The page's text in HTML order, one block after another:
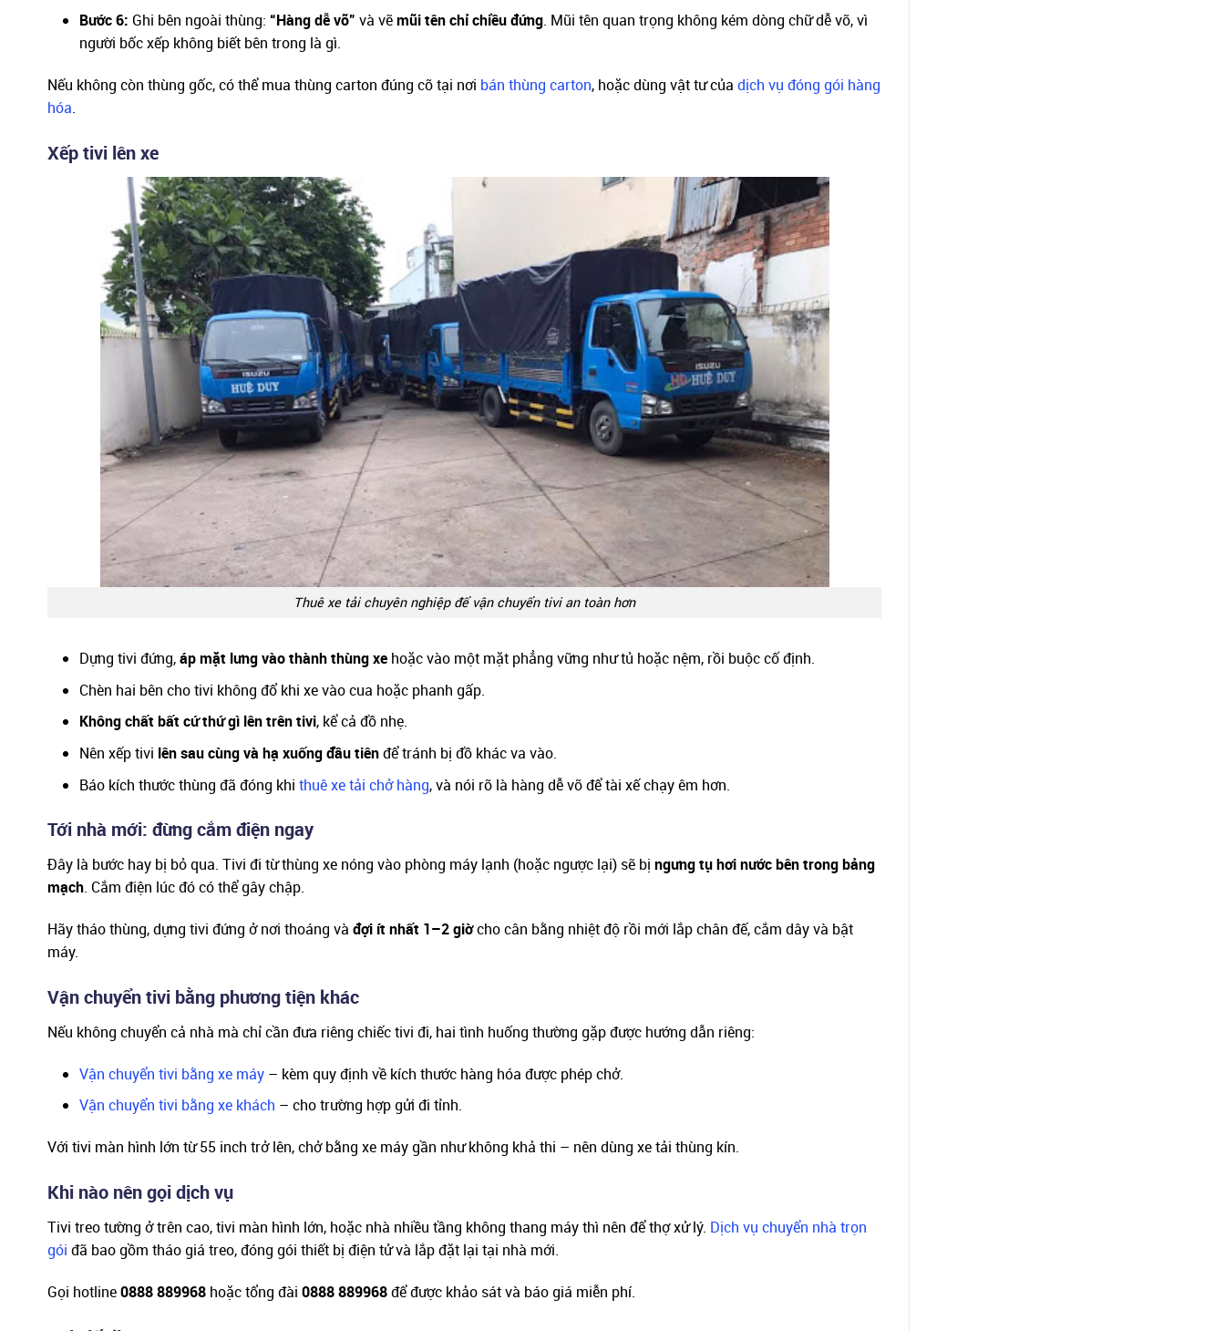
Bước 6: Ghi bên ngoài thùng: “Hàng dễ vỡ” và vẽmũi tên chỉ chiều đứng. Mũi tên quan trọng không kém dòng chữ dễ vỡ, vì
người bốc xếp không biết bên trong là gì.
Nếu không còn thùng gốc, có thể mua thùng carton đúng cỡ tại nơi bán thùng carton, hoặc dùng vật tư của dịch vụ đóng gói hàng
hóa.
Xếp tivi lên xe
Thuê xe tải chuyên nghiệp để vận chuyển tivi an toàn hơn
Dựng tivi đứng,áp mặt lưng vào thành thùng xe hoặc vào một mặt phẳng vững như tủ hoặc nệm, rồi buộc cố định.
Chèn hai bên cho tivi không đổ khi xe vào cua hoặc phanh gấp.
Không chất bất cứ thứ gì lên trên tivi, kể cả đồ nhẹ.
Nên xếp tivi lên sau cùng và hạ xuống đầu tiênđể tránh bị đồ khác va vào.
Báo kích thước thùng đã đóng khi thuê xe tải chở hàng, và nói rõ là hàng dễ vỡ để tài xế chạy êm hơn.
Tới nhà mới: đừng cắm điện ngay
Đây là bước hay bị bỏ qua. Tivi đi từ thùng xe nóng vào phòng máy lạnh (hoặc ngược lại) sẽ bị ngưng tụ hơi nước bên trong bảng
mạch. Cắm điện lúc đó có thể gây chập.
Hãy tháo thùng, dựng tivi đứng ở nơi thoáng và đợi ít nhất 1–2 giờcho cân bằng nhiệt độ rồi mới lắp chân đế, cắm dây và bật
máy.
Vận chuyển tivi bằng phương tiện khác
Nếu không chuyển cả nhà mà chỉ cần đưa riêng chiếc tivi đi, hai tình huống thường gặp được hướng dẫn riêng:
Vận chuyển tivi bằng xe máy – kèm quy định về kích thước hàng hóa được phép chở.
Vận chuyển tivi bằng xe khách – cho trường hợp gửi đi tỉnh.
Với tivi màn hình lớn từ 55 inch trở lên, chở bằng xe máy gần như không khả thi – nên dùng xe tải thùng kín.
Khi nào nên gọi dịch vụ
Tivi treo tường ở trên cao, tivi màn hình lớn, hoặc nhà nhiều tầng không thang máy thì nên để thợ xử lý. Dịch vụ chuyển nhà trọn
gói đã bao gồm tháo giá treo, đóng gói thiết bị điện tử và lắp đặt lại tại nhà mới.
Gọi hotline0888 889968 hoặc tổng đài 0888 889968để được khảo sát và báo giá miễn phí.